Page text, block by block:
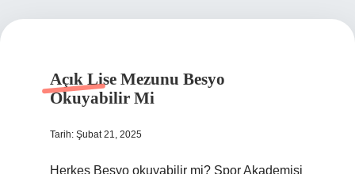
Açık Lise Mezunu Besyo
Okuyabilir Mi
Tarih: Şubat 21, 2025
Herkes Besyo okuyabilir mi? Spor Akademisi